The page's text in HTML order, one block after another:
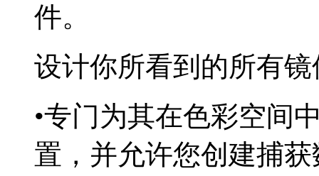
件。
设计你所看到的所有
•专门为其在色彩空间
置，并允许您创建捕